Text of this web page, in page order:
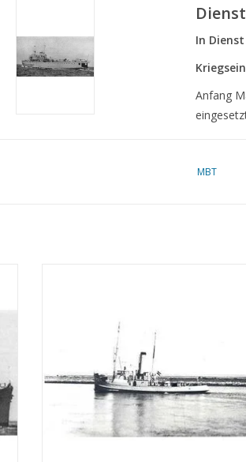
In
Anfang
Am 13.
1963
Am 27.
verkauft.
MBT
ZUM WARENKORB HINZUFÜGEN